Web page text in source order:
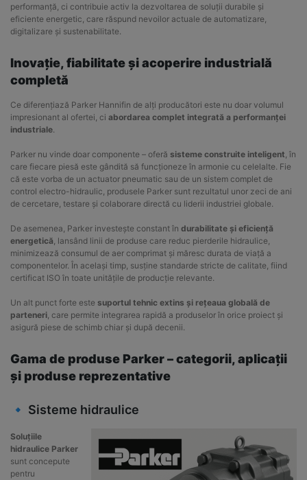
performanță, ci contribuie activ la dezvoltarea de soluții durabile și
eficiente energetic, care răspund nevoilor actuale de automatizare,
digitalizare și sustenabilitate.
Inovație, fiabilitate și acoperire industrială
completă
Ce diferențiază Parker Hannifin de alți producători este nu doar volumul
impresionant al ofertei, ci abordarea complet integrată a performanței
industriale
Parker nu vinde doar componente – oferă sisteme construite inteligent , în
care fiecare piesă este gândită să funcționeze în armonie cu celelalte. Fie
că este vorba de un actuator pneumatic sau de un sistem complet de
control electro-hidraulic, produsele Parker sunt rezultatul unor zeci de ani
de cercetare, testare și colaborare directă cu liderii industriei globale.
De asemenea, Parker investește constant în durabilitate și eficiență
energetică , lansând linii de produse care reduc pierderile hidraulice,
minimizează consumul de aer comprimat și măresc durata de viață a
componentelor. În același timp, susține standarde stricte de calitate, fiind
certificat ISO în toate unitățile de producție relevante.
Un alt punct forte este suportul tehnic extins și rețeaua globală de
parteneri , care permite integrarea rapidă a produselor în orice proiect și
asigură piese de schimb chiar și după decenii.
Gama de produse Parker – categorii, aplicații
și produse reprezentative
🔹 Sisteme hidraulice
Soluțiile
hidraulice Parker
sunt concepute
pentru